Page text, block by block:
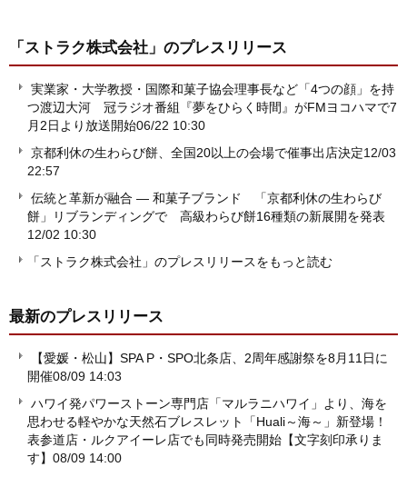
「ストラク株式会社」 のプレスリリース
実業家・大学教授・国際和菓子協会理事長など「4つの顔」を持
つ渡辺大河 冠ラジオ番組『夢をひらく時間』がFMヨコハマで7
月2日より放送開始06/22 10:30
京都利休の生わらび餅、全国20以上の会場で催事出店決定12/03
22:57
伝統と革新が融合 ― 和菓子ブランド 「京都利休の生わらび
餅」リブランディングで 高級わらび餅16種類の新展開を発表
12/02 10:30
「ストラク株式会社」のプレスリリースをもっと読む
最新のプレスリリース
【愛媛・松山】SPA P・SPO北条店、2周年感謝祭を8月11日に
開催08/09 14:03
ハワイ発パワーストーン専門店「マルラニハワイ」より、海を
思わせる軽やかな天然石ブレスレット「Huali～海～」新登場！
表参道店・ルクアイーレ店でも同時発売開始【文字刻印承りま
す】 08/09 14:00